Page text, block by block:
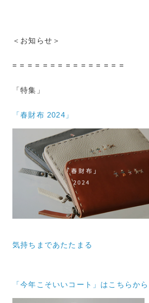
＜お知らせ＞
= = = = = = = = = = = = = = =
「特集」
「春財布 2024」
気持ちまであたたまる
「今年こそいいコート」はこちらから